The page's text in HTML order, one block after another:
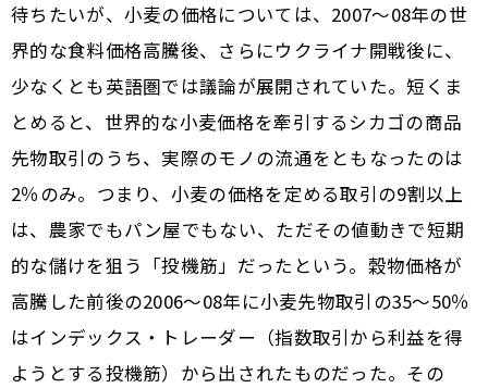
待ちたいが、小麦の価格については、2007～08年の世
界的な食料価格高騰後、さらにウクライナ開戦後に、
少なくとも英語圏では議論が展開されていた。短くま
とめると、世界的な小麦価格を牽引するシカゴの商品
先物取引のうち、実際のモノの流通をともなったのは
2％のみ。つまり、小麦の価格を定める取引の9割以上
は、農家でもパン屋でもない、ただその値動きで短期
的な儲けを狙う「投機筋」だったという。穀物価格が
高騰した前後の2006～08年に小麦先物取引の35～50％
はインデックス・トレーダー（指数取引から利益を得
ようとする投機筋）から出されたものだった。その